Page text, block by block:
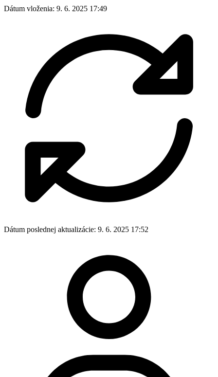
Dátum vloženia: 9. 6. 2025 17:49
Dátum poslednej aktualizácie: 9. 6. 2025 17:52